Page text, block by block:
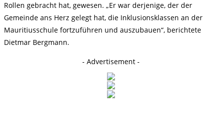
Rollen gebracht hat, gewesen. „Er war derjenige, der der
Gemeinde ans Herz gelegt hat, die Inklusionsklassen an der
Mauritiusschule fortzuführen und auszubauen“, berichtete
Dietmar Bergmann.
- Advertisement -